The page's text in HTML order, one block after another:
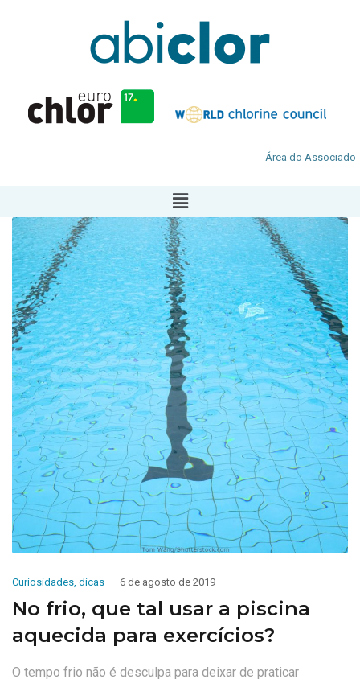
Área do Associado
Curiosidades, dicas 6 de agosto de 2019
No frio, que tal usar a piscina
aquecida para exercícios?
O tempo frio não é desculpa para deixar de praticar